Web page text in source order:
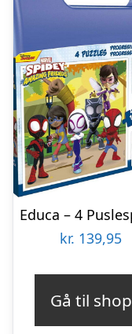
kr. 139,95
Gå til shop